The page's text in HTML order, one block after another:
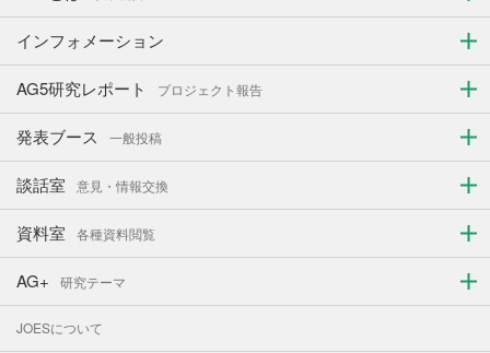
インフォメーション
AG5研究レポート プロジェクト報告
発表ブース 一般投稿
談話室 意見・情報交換
資料室 各種資料閲覧
AG+ 研究テーマ
JOESについて